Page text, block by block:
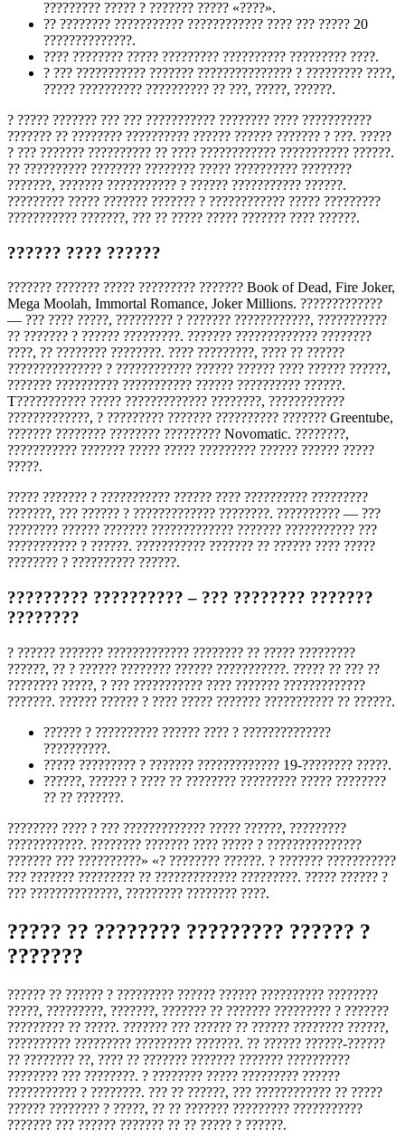
????????? ????? ? ??????? ????? «????».
?? ???????? ??????????? ???????????? ???? ??? ????? 20
??????????????.
???? ???????? ????? ????????? ?????????? ????????? ????.
? ??? ??????????? ??????? ??????????????? ? ????????? ????,
????? ?????????? ?????????? ?? ???, ?????, ??????.
? ????? ??????? ??? ??? ??????????? ???????? ???? ???????????
??????? ?? ???????? ?????????? ?????? ?????? ??????? ? ???. ?????
? ??? ??????? ?????????? ?? ???? ???????????? ??????????? ??????.
?? ?????????? ???????? ???????? ????? ?????????? ????????
???????, ??????? ??????????? ? ?????? ??????????? ??????.
????????? ????? ??????? ??????? ? ???????????? ????? ?????????
??????????? ???????, ??? ?? ????? ????? ??????? ???? ??????.
?????? ???? ??????
??????? ??????? ????? ????????? ??????? Book of Dead, Fire Joker,
Mega Moolah, Immortal Romance, Joker Millions. ?????????????
— ??? ???? ?????, ????????? ? ??????? ????????????, ???????????
?? ??????? ? ?????? ?????????. ??????? ????????????? ????????
????, ?? ???????? ????????. ???? ?????????, ???? ?? ??????
??????????????? ? ???????????? ?????? ?????? ???? ?????? ??????,
??????? ?????????? ??????????? ?????? ?????????? ??????.
T??????????? ????? ????????????? ????????, ????????????
?????????????, ? ????????? ??????? ?????????? ??????? Greentube,
??????? ???????? ???????? ????????? Novomatic. ????????,
??????????? ??????? ????? ????? ????????? ?????? ?????? ?????
?????.
????? ??????? ? ??????????? ?????? ???? ?????????? ?????????
???????, ??? ?????? ? ????????????? ????????. ?????????? — ???
???????? ?????? ??????? ????????????? ??????? ??????????? ???
??????????? ? ??????. ??????????? ??????? ?? ?????? ???? ?????
???????? ? ?????????? ??????.
????????? ?????????? – ??? ???????? ???????
????????
? ?????? ??????? ????????????? ???????? ?? ????? ?????????
??????, ?? ? ?????? ???????? ?????? ???????????. ????? ?? ??? ??
???????? ?????, ? ??? ??????????? ???? ??????? ?????????????
???????. ?????? ?????? ? ???? ????? ??????? ??????????? ?? ??????.
?????? ? ?????????? ?????? ???? ? ??????????????
??????????.
????? ????????? ? ??????? ????????????? 19-???????? ?????.
??????, ?????? ? ???? ?? ???????? ????????? ????? ????????
?? ?? ???????.
???????? ???? ? ??? ????????????? ????? ??????, ?????????
????????????. ???????? ??????? ???? ????? ? ???????????????
??????? ??? ??????????» «? ???????? ??????. ? ??????? ???????????
??? ??????? ????????? ?? ????????????? ?????????. ????? ?????? ?
??? ??????????????, ????????? ???????? ????.
????? ?? ???????? ????????? ?????? ?
???????
?????? ?? ?????? ? ????????? ?????? ?????? ?????????? ????????
?????, ?????????, ???????, ??????? ?? ??????? ????????? ? ???????
????????? ?? ?????. ??????? ??? ?????? ?? ?????? ???????? ??????,
?????????? ????????? ????????? ???????. ?? ?????? ??????-??????
?? ???????? ??, ???? ?? ??????? ??????? ??????? ??????????
???????? ??? ????????. ? ???????? ????? ????????? ??????
??????????? ? ????????. ??? ?? ??????, ??? ???????????? ?? ?????
?????? ???????? ? ?????, ?? ?? ??????? ????????? ???????????
??????? ??? ?????? ??????? ?? ?? ????? ? ??????.